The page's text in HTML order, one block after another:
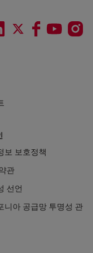
보 보호정책
관
선언
니아 공급망 투명성 관